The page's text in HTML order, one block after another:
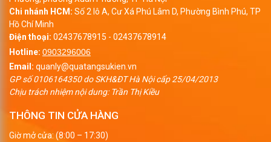
Chi nhánh HCM: Số 2 lô A, Cư Xá Phú Lâm D, Phường Bình Phú, TP
Hồ Chí Minh
Điện thoại: 02437678915 - 02437678914
Hotline: 0903296006
Email: quanly@quatangsukien.vn
GP số 0106164350 do SKH&ĐT Hà Nội cấp 25/04/2013
Chịu trách nhiệm nội dung: Trần Thị Kiều
THÔNG TIN CỬA HÀNG
Giờ mở cửa: (8:00 – 17:30)